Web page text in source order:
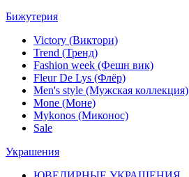
Бижутерия
Victory (Виктори)
Trend (Тренд)
Fashion week (Фешн вик)
Fleur De Lys (Флёр)
Men's style (Мужская коллекция)
Mone (Моне)
Mykonos (Миконос)
Sale
Украшения